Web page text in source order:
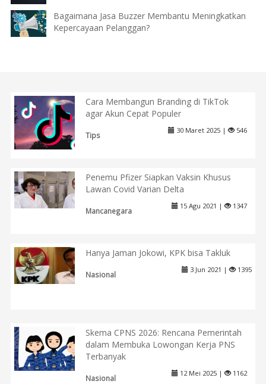
Bagaimana Jasa Buzzer Membantu Meningkatkan
Kepercayaan Pelanggan?
Cara Membangun Branding di TikTok
agar Akun Cepat Populer
Tips
30 Maret 2025 | 546
Penemu Pfizer Siapkan Vaksin Khusus
Lawan Covid Varian Delta
Mancanegara
15 Agu 2021 | 1347
Hanya Jaman Jokowi, KPK bisa Takluk
Nasional
3 Jun 2021 | 1395
Skema CPNS 2026: Rencana Pemerintah
dalam Membuka Lowongan Kerja PNS
Terbanyak
Nasional
12 Mei 2025 | 1162